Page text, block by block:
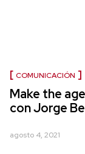
COMUNICACIÓN
Make the
con Jorge
agosto 4, 2021